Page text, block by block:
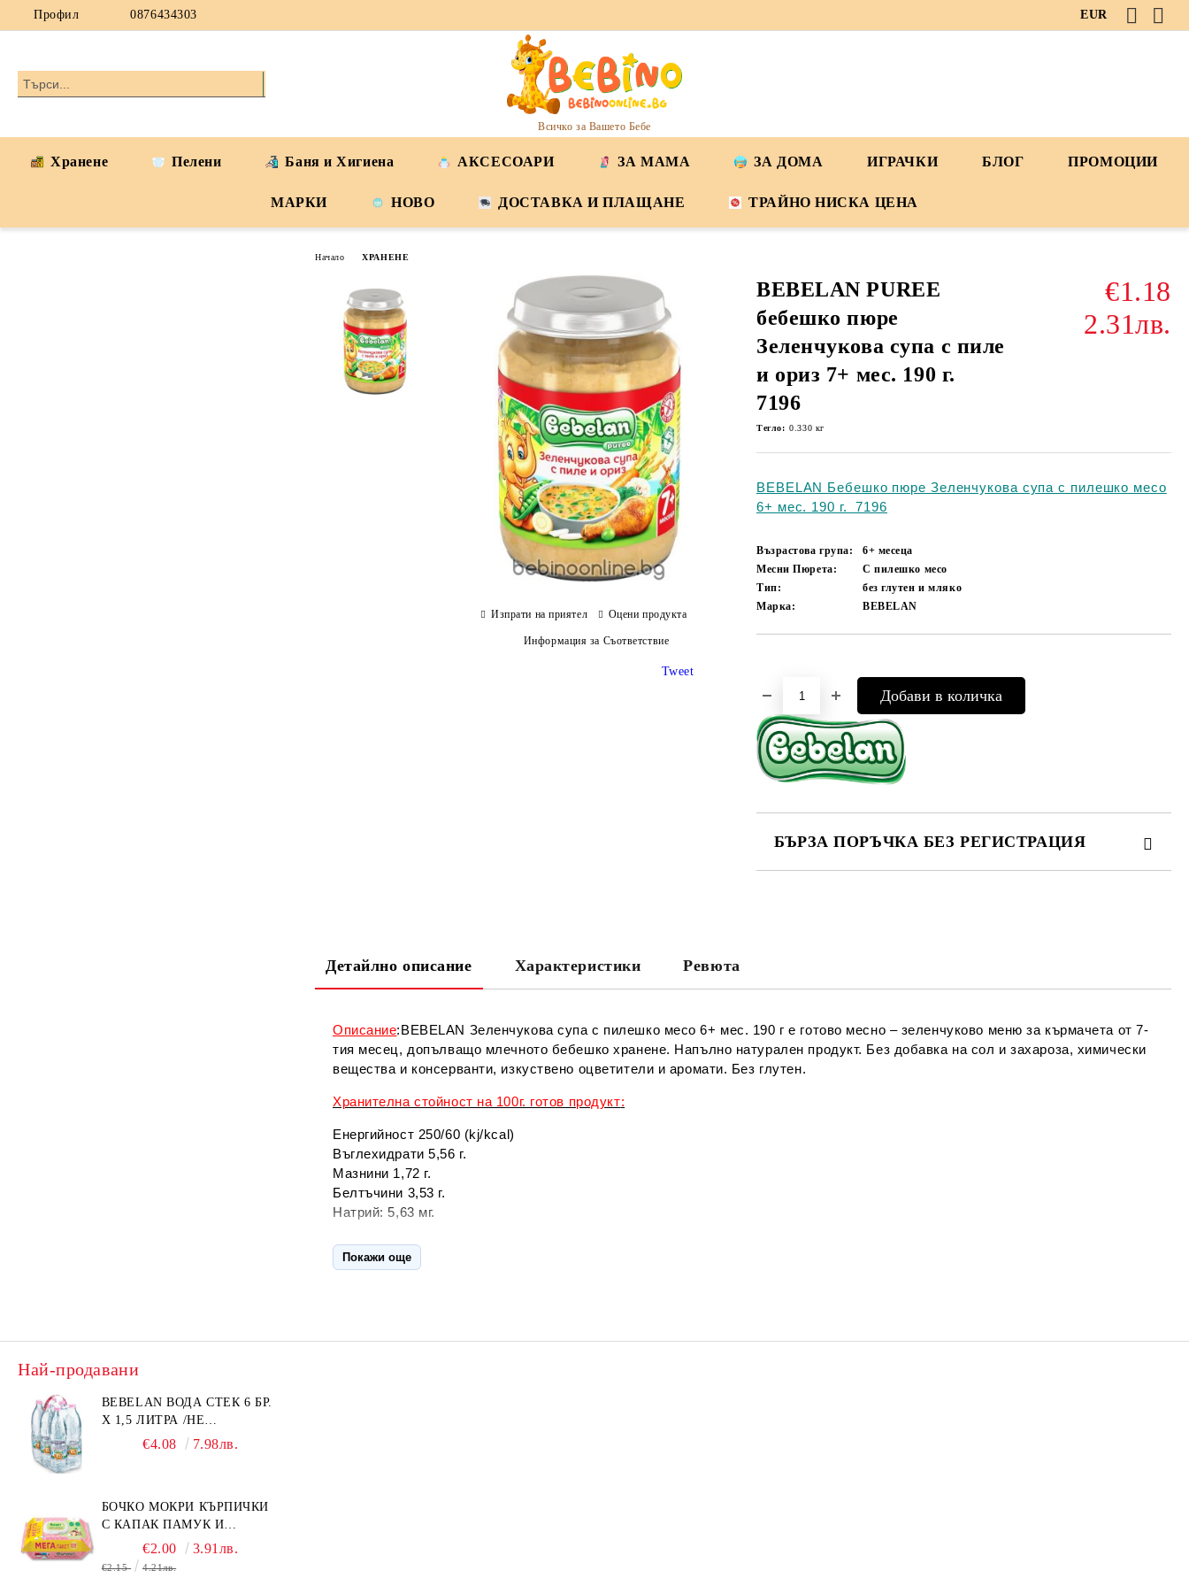
Профил 0876434303 EUR
Всичко за Вашето Бебе
Хранене Пелени Баня и Хигиена АКСЕСОАРИ ЗА МАМА ЗА ДОМА ИГРАЧКИ БЛОГ ПРОМОЦИИ
МАРКИ НОВО ДОСТАВКА И ПЛАЩАНЕ ТРАЙНО НИСКА ЦЕНА
Начало ХРАНЕНЕ
BEBELAN PUREE
бебешко пюре
Зеленчукова супа с пиле
и ориз 7+ мес. 190 г.
7196
€1.18
2.31лв.
Тегло: 0.330 кг
BEBELAN Бебешко пюре Зеленчукова супа с пилешко месо
6+ мес. 190 г. 7196
Възрастова група:
6+ месеца
Месни Пюрета:
С пилешко месо
Тип:
без глутен и мляко
Марка:
BEBELAN
БЪРЗА ПОРЪЧКА БЕЗ РЕГИСТРАЦИЯ
данни
Изпрати на приятел Оцени продукта
Информация за Съответствие
Tweet
Детайлно описание Характеристики Ревюта
Описание:BEBELAN Зеленчукова супа с пилешко месо 6+ мес. 190 г е готово месно – зеленчуково меню за кърмачета от 7-
тия месец, допълващо млечното бебешко хранене. Напълно натурален продукт. Без добавка на сол и захароза, химически
вещества и консерванти, изкуствено оцветители и аромати. Без глутен.
Хранителна стойност на 100г. готов продукт:
Енергийност 250/60 (kj/kcal)
Въглехидрати 5,56 г.
Мазнини 1,72 г.
Белтъчини 3,53 г.
Натрий: 5,63 мг.
Състав: Пилешко месо 8%, месен бульон, моркови, целина, сироп, слънчогледово олио, сушени зеленчуци. Стерилизиран
и клинично тестван продукт.
Покажи още
Най-продавани
BEBELAN ВОДА СТЕК 6 БР.
Х 1,5 ЛИТРА /НЕ
ИЗПРАЩАМЕ С КУРИЕР/
€4.08 7.98лв.
БОЧКО МОКРИ КЪРПИЧКИ
С КАПАК ПАМУК И
СМРАДЛИКА 120БР.
€2.00 3.91лв.
€2.15 4.21лв.